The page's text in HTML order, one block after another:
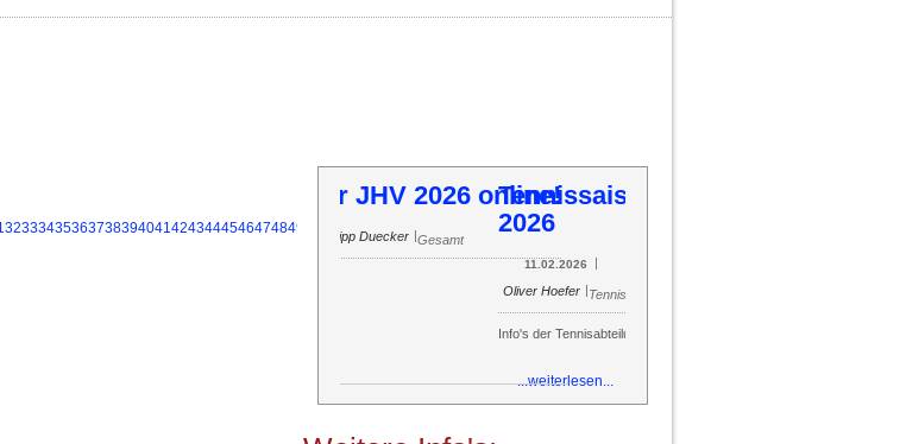
323334353637383940414243444546474849 52 53 55 56 6162636465
Tennissaison 2026
11.02.2026 | Oliver Hoefer